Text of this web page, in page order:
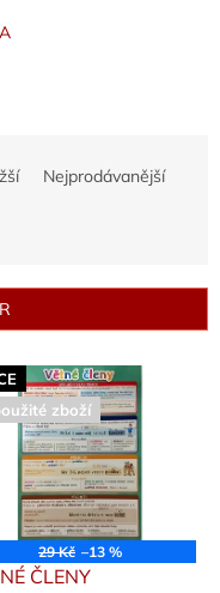
Nejprodávanější
zboží
29 Kč –13 %
ČLENY